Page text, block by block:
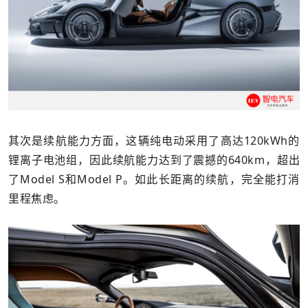
其次是续航能力方面，这辆纯电动采用了高达120kWh的
锂离子电池组，因此续航能力达到了震撼的640km，超出
了Model S和Model P。如此长距离的续航，完全能打消
里程焦虑。